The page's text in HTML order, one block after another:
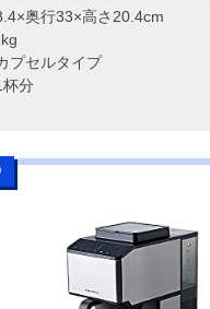
奥行33×高さ20.4cm
プセルタイプ
杯分